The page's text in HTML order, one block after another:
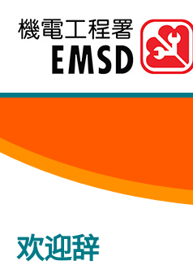
跳
内
的
始
欢迎辞